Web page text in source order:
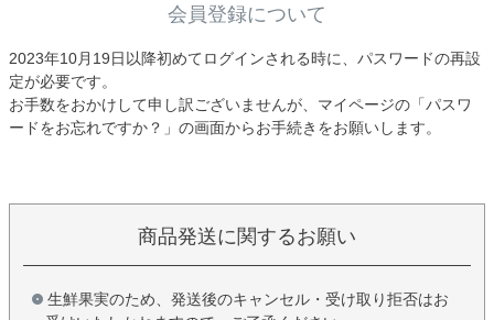
会員登録について
2023年10月19日以降初めてログインされる時に、パスワードの再設
定が必要です。
お手数をおかけして申し訳ございませんが、マイページの「パスワ
ードをお忘れですか？」の画面からお手続きをお願いします。
商品発送に関するお願い
生鮮果実のため、発送後のキャンセル・受け取り拒否はお